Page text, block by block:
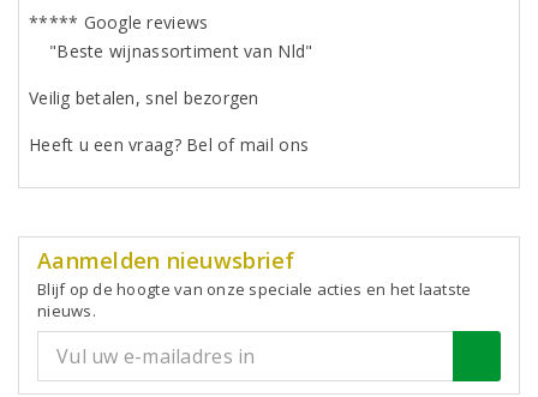
***** Google reviews
"Beste wijnassortiment van Nld"
Veilig betalen, snel bezorgen
Heeft u een vraag? Bel of mail ons
Aanmelden nieuwsbrief
Blijf op de hoogte van onze speciale acties en het laatste
nieuws.